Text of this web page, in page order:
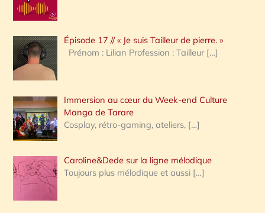
r
c
h
e
:
Épisode 17 // « Je suis Tailleur de pierre. »
Prénom : Lilian Profession : Tailleur […]
Immersion au cœur du Week-end Culture
Manga de Tarare
Cosplay, rétro-gaming, ateliers, […]
Caroline&Dede sur la ligne mélodique
Toujours plus mélodique et aussi […]